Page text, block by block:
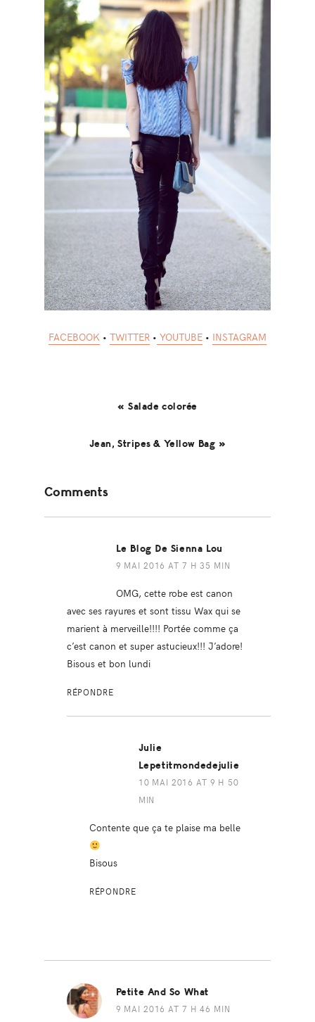
FACEBOOK • TWITTER • YOUTUBE • INSTAGRAM
« Salade colorée
Jean, Stripes & Yellow Bag »
Interactions
Comments
Le Blog De Sienna Lou
9 MAI 2016 AT 7 H 35 MIN
OMG, cette robe est canon
avec ses rayures et sont tissu Wax qui se
marient à merveille!!!! Portée comme ça
c’est canon et super astucieux!!! J’adore!
Bisous et bon lundi
RÉPONDRE
Julie
Lepetitmondedejulie
10 MAI 2016 AT 9 H 50
MIN
Contente que ça te plaise ma belle
Bisous
RÉPONDRE
Petite And So What
9 MAI 2016 AT 7 H 46 MIN